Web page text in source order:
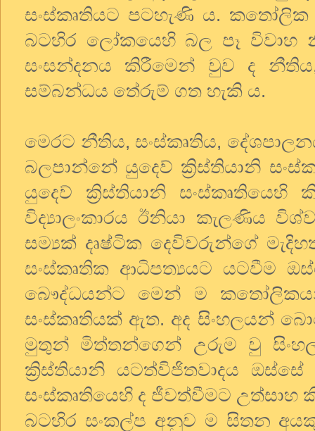
සංස්කෘතියට පටහැණි ය. කතෝලික
බටහිර ලෝකයෙහි බල පෑ විවාහ
සංසන්දනය කිරීමෙන් වුව ද
සම්බන්ධය තේරුම් ගත හැකි ය.
මෙරට නීතිය, සංස්කෘතිය,
බලපාන්නේ යුදෙව් ක්‍රිස්තියානි
යුදෙව් ක්‍රිස්තියානි
විද්‍යාලංකාරය ඊනියා කැලණිය
සම්‍යක් දෘෂ්ටික දෙවිවරුන්ගේ
සංස්කෘතික ආධිපත්‍යයට යටවීම
බෞද්ධයන්ට මෙන් ම
සංස්කෘතියක් ඇත. අද සිංහලයන්
මුතුන් මිත්තන්ගෙන් උරුම වු
ක්‍රිස්තියානි යටත්විජිතවාදය
සංස්කෘතියෙහි ද ජීවත්වීමට
බටහිර සංකල්ප අනුව ම සිතන